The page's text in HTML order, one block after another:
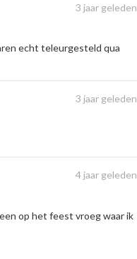
3 jaar geleden
echt teleurgesteld qua
3 jaar geleden
4 jaar geleden
op het feest vroeg waar ik